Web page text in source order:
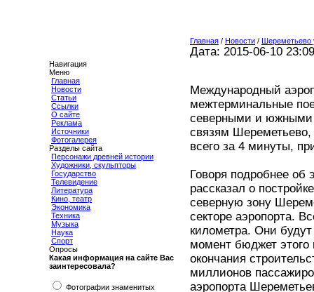
Навигация
Меню
Главная
Новости
Статьи
Ссылки
О сайте
Реклама
Источники
Фотогалерея
Разделы сайта
Персонажи древней истории
Художники, скульпторы
Государство
Телевидение
Литература
Кино, театр
Экономика
Техника
Музыка
Наука
Спорт
Опросы
Какая информация на сайте Вас
заинтересовала?
Фотографии знаменитых
Главная / Новости / Шереметьево
Дата: 2015-06-10 23:09
Международный
межтерминальные
северными и южными
связям Шереметьево,
всего за 4 минуты,
Говоря подробнее об
рассказал о
северную зону
секторе аэропорта.
километра. Они
момент бюджет
окончания
миллионов
аэропорта